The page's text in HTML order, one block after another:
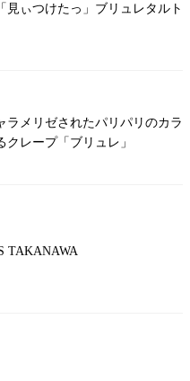
見ぃつけたっ」ブリュレタルト
ラメリゼされたパリパリのカラ
レープ「ブリュレ」
TAKANAWA